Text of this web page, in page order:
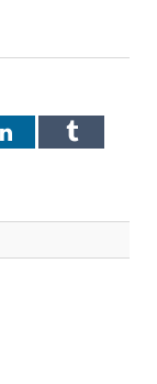
LinkedInTumblr